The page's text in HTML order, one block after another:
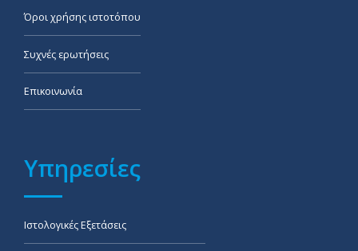
Όροι χρήσης ιστοτόπου
Συχνές ερωτήσεις
Επικοινωνία
Υπηρεσίες
Ιστολογικές Εξετάσεις